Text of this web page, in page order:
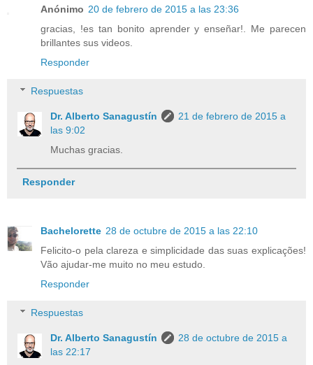
Anónimo 20 de febrero de 2015 a las 23:36
gracias, !es tan bonito aprender y enseñar!. Me parecen
brillantes sus videos.
Responder
Respuestas
Dr. Alberto Sanagustín
21 de febrero de 2015 a
las 9:02
Muchas gracias.
Responder
Bachelorette 28 de octubre de 2015 a las 22:10
Felicito-o pela clareza e simplicidade das suas explicações!
Vão ajudar-me muito no meu estudo.
Responder
Respuestas
Dr. Alberto Sanagustín
28 de octubre de 2015 a
las 22:17